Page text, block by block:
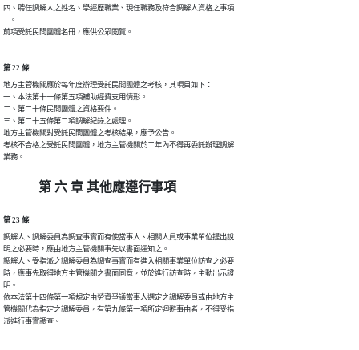
四、聘任調解人之姓名、學經歷職業、現任職務及符合調解人資格之事項
    。
前項受託民間團體名冊，應供公眾閱覽。
第 22 條
地方主管機關應於每年度辦理受託民間團體之考核，其項目如下：
一、本法第十一條第五項補助經費支用情形。
二、第二十條民間團體之資格要件。
三、第二十五條第二項調解紀錄之處理。
地方主管機關對受託民間團體之考核結果，應予公告。
考核不合格之受託民間團體，地方主管機關於二年內不得再委託辦理調解
業務。
第 六 章 其他應遵行事項
第 23 條
調解人、調解委員為調查事實而有使當事人、相關人員或事業單位提出說
明之必要時，應由地方主管機關事先以書面通知之。
調解人、受指派之調解委員為調查事實而有進入相關事業單位訪查之必要
時，應事先取得地方主管機關之書面同意，並於進行訪查時，主動出示證
明。
依本法第十四條第一項規定由勞資爭議當事人選定之調解委員或由地方主
管機關代為指定之調解委員，有第九條第一項所定迴避事由者，不得受指
派進行事實調查。